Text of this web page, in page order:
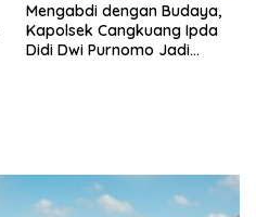
Mengabdi dengan Budaya,
Kapolsek Cangkuang Ipda
Didi Dwi Purnomo Jadi